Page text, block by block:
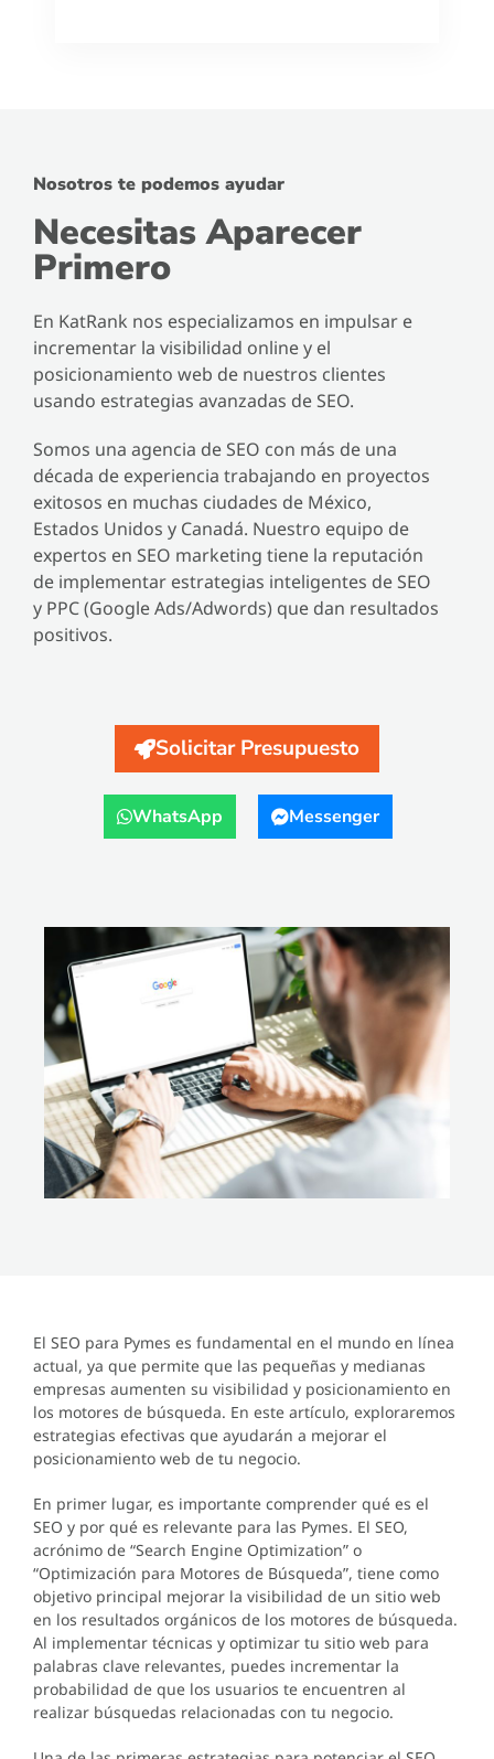
Nosotros te podemos ayudar
Necesitas Aparecer
Primero
En KatRank nos especializamos en impulsar e
incrementar la visibilidad online y el
posicionamiento web de nuestros clientes
usando estrategias avanzadas de SEO.
Somos una agencia de SEO con más de una
década de experiencia trabajando en proyectos
exitosos en muchas ciudades de México,
Estados Unidos y Canadá. Nuestro equipo de
expertos en SEO marketing tiene la reputación
de implementar estrategias inteligentes de SEO
y PPC (Google Ads/Adwords) que dan resultados
positivos.
Solicitar Presupuesto
WhatsApp Messenger
El SEO para Pymes es fundamental en el mundo en línea
actual, ya que permite que las pequeñas y medianas
empresas aumenten su visibilidad y posicionamiento en
los motores de búsqueda. En este artículo, exploraremos
estrategias efectivas que ayudarán a mejorar el
posicionamiento web de tu negocio.
En primer lugar, es importante comprender qué es el
SEO y por qué es relevante para las Pymes. El SEO,
acrónimo de “Search Engine Optimization” o
“Optimización para Motores de Búsqueda”, tiene como
objetivo principal mejorar la visibilidad de un sitio web
en los resultados orgánicos de los motores de búsqueda.
Al implementar técnicas y optimizar tu sitio web para
palabras clave relevantes, puedes incrementar la
probabilidad de que los usuarios te encuentren al
realizar búsquedas relacionadas con tu negocio.